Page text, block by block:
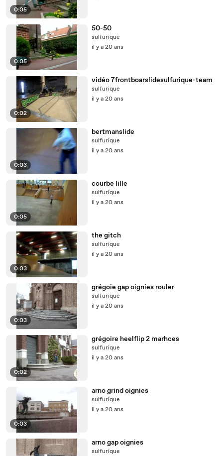
0:05
0:05
50-50
sulfurique
il y a 20 ans
0:02
vidéo 7frontboarslidesulfurique-team
sulfurique
il y a 20 ans
0:03
bertmanslide
sulfurique
il y a 20 ans
0:05
courbe lille
sulfurique
il y a 20 ans
0:03
the gitch
sulfurique
il y a 20 ans
0:03
grégoie gap oignies rouler
sulfurique
il y a 20 ans
0:02
grégoire heelflip 2 marhces
sulfurique
il y a 20 ans
0:03
arno grind oignies
sulfurique
il y a 20 ans
arno gap oignies
sulfurique